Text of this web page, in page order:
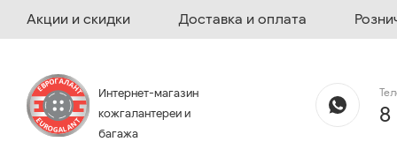
Акции и скидки Доставка и оплата
Интернет-магазин
кожгалантереи и
багажа
8